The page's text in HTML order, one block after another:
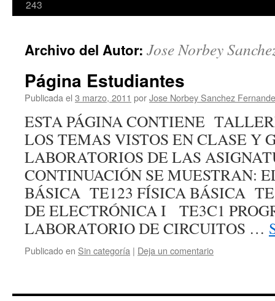
243
Archivo del Autor: Jose Norbey
Página Estudiantes
Publicada el 3 marzo, 2011 porJose Norbey Sanchez
ESTA PÁGINA CONTIENE
LOS TEMAS VISTOS EN CLASE Y
LABORATORIOS DE LAS
CONTINUACIÓN SE MUESTRAN:
BÁSICA TE123 FÍSICA BÁSICA
DE ELECTRÓNICA I TE3C1
LABORATORIO DE CIRCUITOS …
Publicado en Sin categoría | Deja un comentario